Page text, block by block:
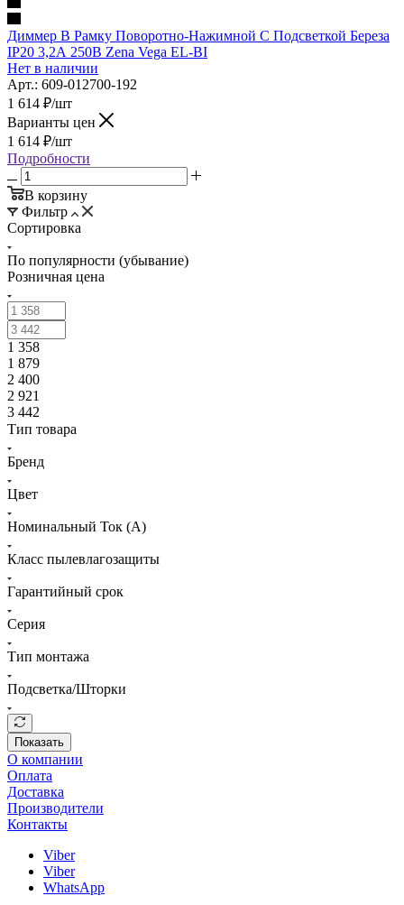
Диммер В Рамку Поворотно-Нажимной С Подсветкой Береза
IP20 3,2А 250В Zena Vega EL-BI
Нет в наличии
Арт.: 609-012700-192
1 614 ₽/шт
Варианты цен
1 614 ₽/шт
Подробности
В корзину
Фильтр
Сортировка
По популярности (убывание)
Розничная цена
1 358
1 879
2 400
2 921
3 442
Тип товара
Бренд
Цвет
Номинальный Ток (A)
Класс пылевлагозащиты
Гарантийный срок
Серия
Тип монтажа
Подсветка/Шторки
Показать
О компании
Оплата
Доставка
Производители
Контакты
Viber
Viber
WhatsApp